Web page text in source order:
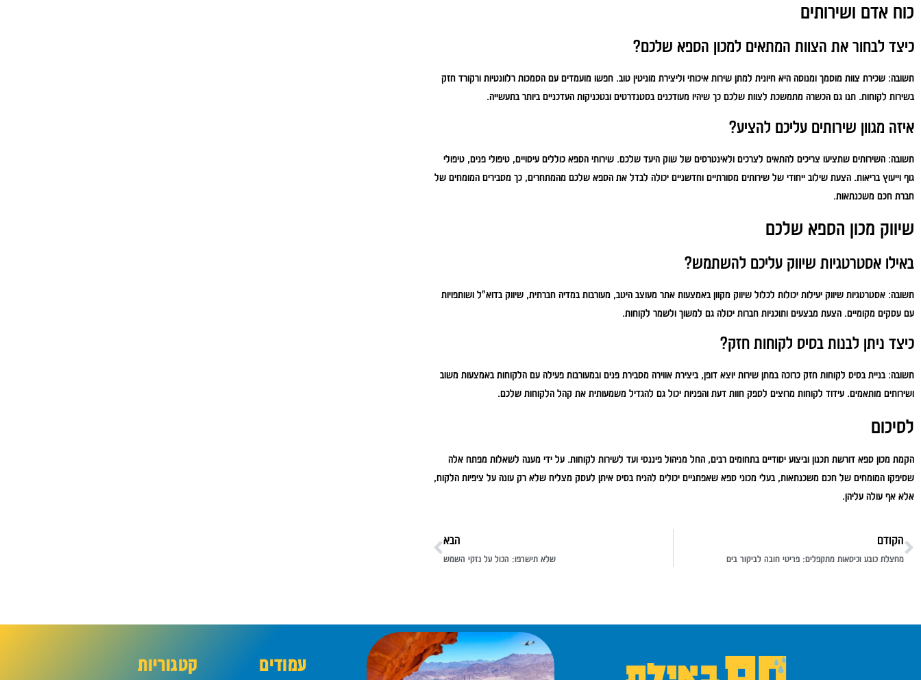
כוח אדם ושירותים
כיצד לבחור את הצוות המתאים למכון הספא שלכם?
תשובה: שכירת צוות מוסמך ומנוסה היא חיונית למתן שירות איכותי וליצירת מוניטין טוב. חפשו מועמדים עם הסמכות רלוונטיות ורקורד חזק
בשירות לקוחות. תנו גם הכשרה מתמשכת לצוות שלכם כך שיהיו מעודכנים בסטנדרטים ובטכניקות העדכניים ביותר בתעשייה.
איזה מגוון שירותים עליכם להציע?
תשובה: השירותים שתציעו צריכים להתאים לצרכים ולאינטרסים של שוק היעד שלכם. שירותי הספא כוללים עיסויים, טיפולי פנים, טיפולי
גוף וייעוץ בריאות. הצעת שילוב ייחודי של שירותים מסורתיים וחדשניים יכולה לבדל את הספא שלכם מהמתחרים, כך מסבירים המומחים של
חברת חכם משכנתאות.
שיווק מכון הספא שלכם
באילו אסטרטגיות שיווק עליכם להשתמש?
תשובה: אסטרטגיות שיווק יעילות יכולות לכלול שיווק מקוון באמצעות אתר מעוצב היטב, מעורבות במדיה חברתית, שיווק בדוא"ל ושותפויות
עם עסקים מקומיים. הצעת מבצעים ותוכניות חברות יכולה גם למשוך ולשמר לקוחות.
כיצד ניתן לבנות בסיס לקוחות חזק?
תשובה: בניית בסיס לקוחות חזק כרוכה במתן שירות יוצא דופן, ביצירת אווירה מסבירת פנים ובמעורבות פעילה עם הלקוחות באמצעות משוב
ושירותים מותאמים. עידוד לקוחות מרוצים לספק חוות דעת והפניות יכול גם להגדיל משמעותית את קהל הלקוחות שלכם.
לסיכום
הקמת מכון ספא דורשת תכנון וביצוע יסודיים בתחומים רבים, החל מניהול פיננסי ועד לשירות לקוחות. על ידי מענה לשאלות מפתח אלה
שסיפקו המומחים של חכם משכנתאות, בעלי מכוני ספא שאפתניים יכולים להניח בסיס איתן לעסק מצליח שלא רק עונה על ציפיות הלקוח,
אלא אף עולה עליהן.
הקודם
מחצלת כובע וכיסאות מתקפלים: פריטי חובה לביקור בים
הבא
שלא תישרפו: הכול על נזקי השמש
עמודים קטגוריות